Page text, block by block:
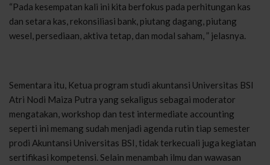
“Pada kesempatan kali ini kita berfokus pada perhitungan kas
dan setara kas, rekonsiliasi bank, piutang dagang, piutang
wesel, persediaan, aktiva tetap, dan modal saham, ” jelasnya.
Sementara itu, Ketua program studi akuntansi Universitas BSI
Atri Nodi Maiza Putra yang sekaligus sebagai moderator
mengatakan, workshop dan test intermediate accounting
seperti ini memang sudah menjadi agenda rutin tiap semester
prodi Akuntansi Universitas BSI, tidak terkecuali juga kegiatan
sertifikasi kompetensi. Selain menambah ilmu dan wawasan